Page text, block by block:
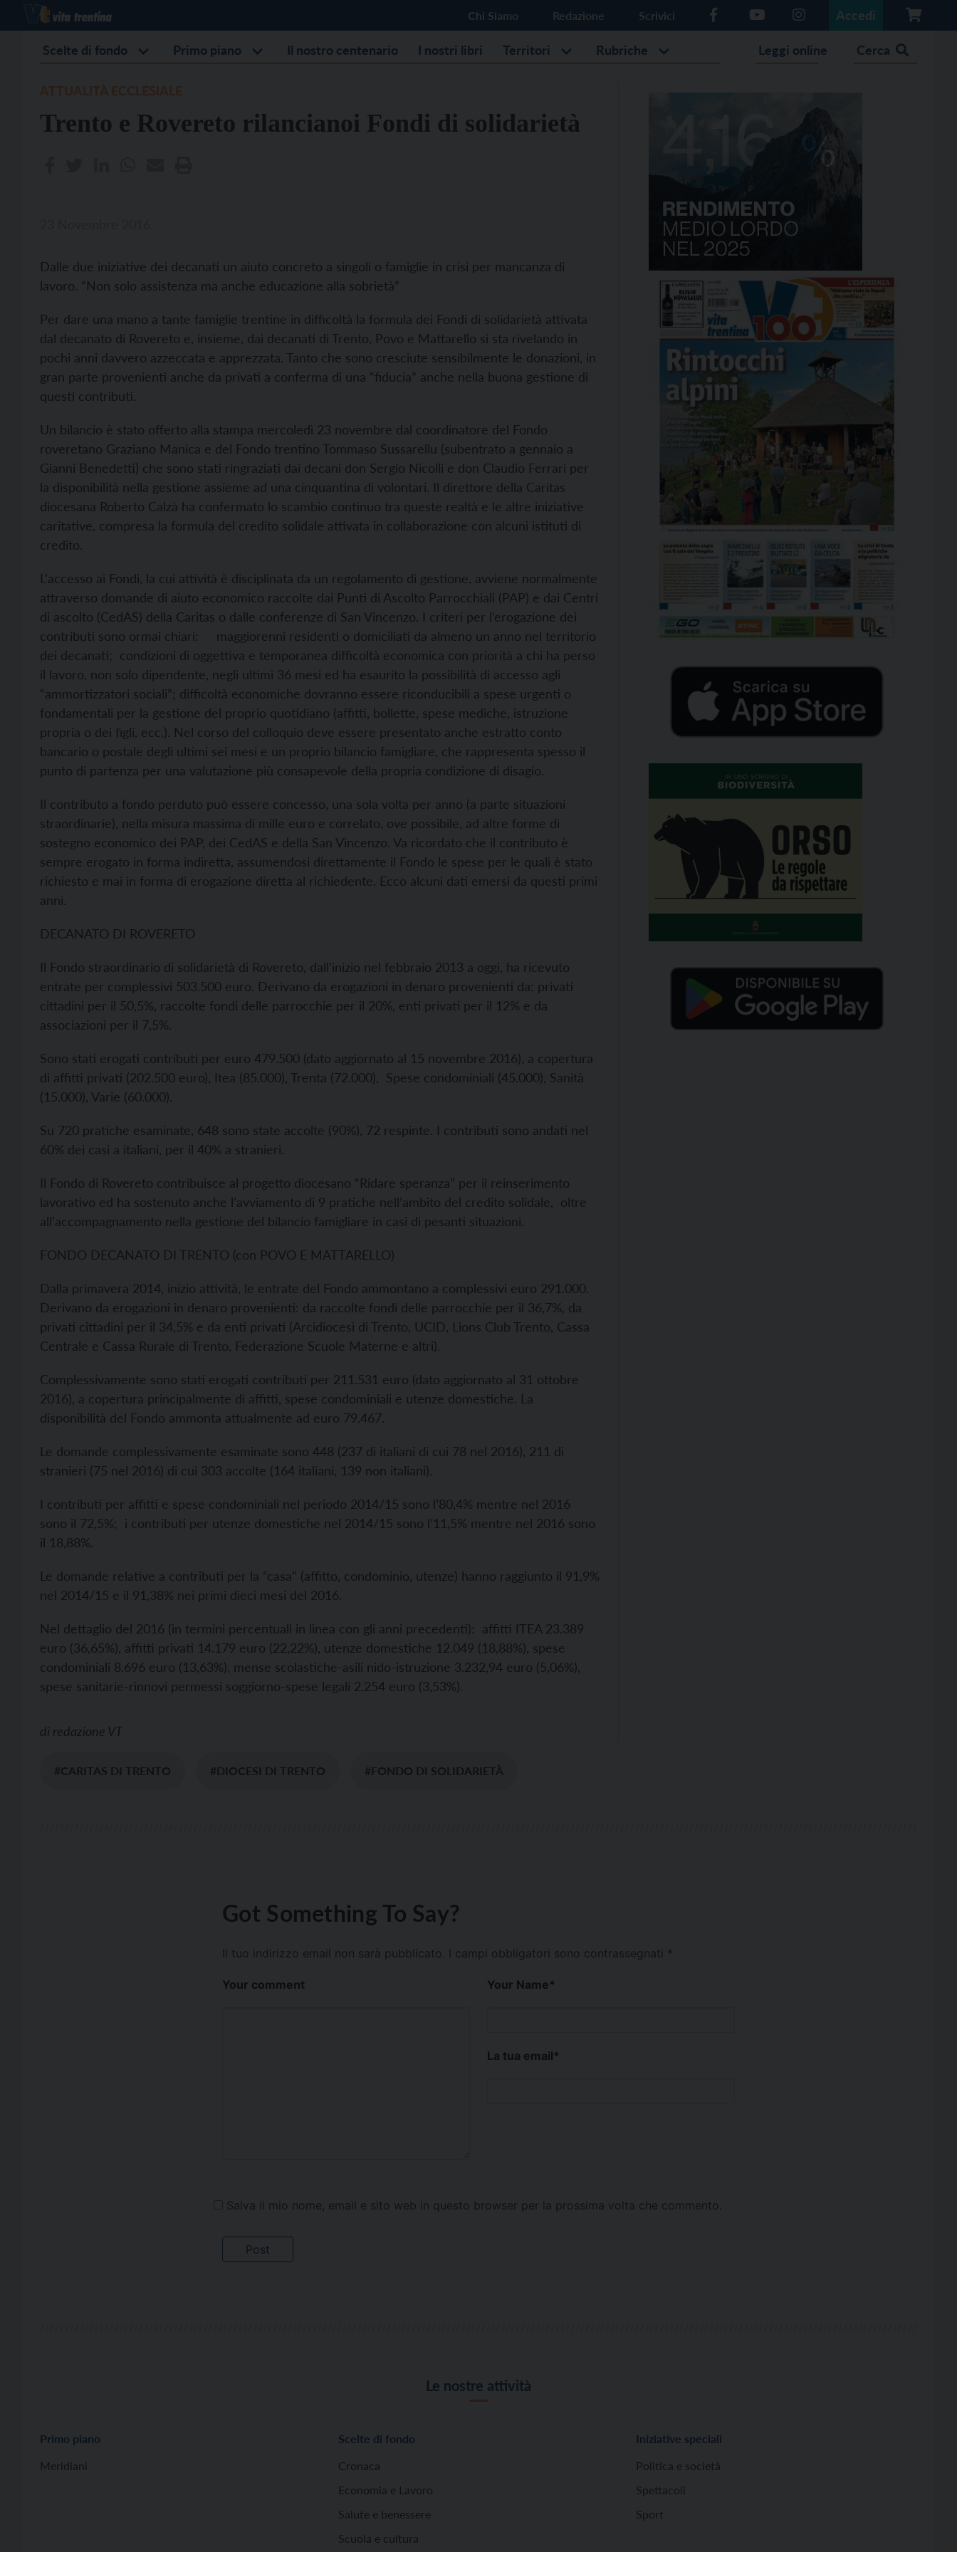
Chi Siamo Redazione Scrivici Accedi
Scelte di fondo Primo piano Il nostro centenario I nostri libri Territori Rubriche Leggi online Cerca
Trento e Rovereto rilancianoi Fondi di solidarietà
Dalle due iniziative dei decanati un aiuto concreto a singoli o famiglie in crisi per mancanza di
lavoro. “Non solo assistenza ma anche educazione alla sobrietà”
Per dare una mano a tante famiglie trentine in difficoltà la formula dei Fondi di solidarietà attivata
dal decanato di Rovereto e, insieme, dai decanati di Trento, Povo e Mattarello si sta rivelando in
pochi anni davvero azzeccata e apprezzata. Tanto che sono cresciute sensibilmente le donazioni, in
gran parte provenienti anche da privati a conferma di una “fiducia” anche nella buona gestione di
questi contributi.
Un bilancio è stato offerto alla stampa mercoledì 23 novembre dal coordinatore del Fondo
roveretano Graziano Manica e del Fondo trentino Tommaso Sussarellu (subentrato a gennaio a
Gianni Benedetti) che sono stati ringraziati dai decani don Sergio Nicolli e don Claudio Ferrari per
la disponibilità nella gestione assieme ad una cinquantina di volontari. Il direttore della Caritas
diocesana Roberto Calzà ha confermato lo scambio continuo tra queste realtà e le altre iniziative
caritative, compresa la formula del credito solidale attivata in collaborazione con alcuni istituti di
credito.
L’accesso ai Fondi, la cui attività è disciplinata da un regolamento di gestione, avviene normalmente
attraverso domande di aiuto economico raccolte dai Punti di Ascolto Parrocchiali (PAP) e dai Centri
di ascolto (CedAS) della Caritas o dalle conferenze di San Vincenzo. I criteri per l’erogazione dei
contributi sono ormai chiari: maggiorenni residenti o domiciliati da almeno un anno nel territorio
dei decanati; condizioni di oggettiva e temporanea difficoltà economica con priorità a chi ha perso
il lavoro, non solo dipendente, negli ultimi 36 mesi ed ha esaurito la possibilità di accesso agli
“ammortizzatori sociali”; difficoltà economiche dovranno essere riconducibili a spese urgenti o
fondamentali per la gestione del proprio quotidiano (affitti, bollette, spese mediche, istruzione
propria o dei figli, ecc.). Nel corso del colloquio deve essere presentato anche estratto conto
bancario o postale degli ultimi sei mesi e un proprio bilancio famigliare, che rappresenta spesso il
punto di partenza per una valutazione più consapevole della propria condizione di disagio.
Il contributo a fondo perduto può essere concesso, una sola volta per anno (a parte situazioni
straordinarie), nella misura massima di mille euro e correlato, ove possibile, ad altre forme di
sostegno economico dei PAP, dei CedAS e della San Vincenzo. Va ricordato che il contributo è
sempre erogato in forma indiretta, assumendosi direttamente il Fondo le spese per le quali è stato
richiesto e mai in forma di erogazione diretta al richiedente. Ecco alcuni dati emersi da questi primi
anni.
DECANATO DI ROVERETO
Il Fondo straordinario di solidarietà di Rovereto, dall'inizio nel febbraio 2013 a oggi, ha ricevuto
entrate per complessivi 503.500 euro. Derivano da erogazioni in denaro provenienti da: privati
cittadini per il 50,5%, raccolte fondi delle parrocchie per il 20%, enti privati per il 12% e da
associazioni per il 7,5%.
Sono stati erogati contributi per euro 479.500 (dato aggiornato al 15 novembre 2016), a copertura
di affitti privati (202.500 euro), Itea (85.000), Trenta (72.000), Spese condominiali (45.000), Sanità
(15.000), Varie (60.000).
Su 720 pratiche esaminate, 648 sono state accolte (90%), 72 respinte. I contributi sono andati nel
60% dei casi a italiani, per il 40% a stranieri.
Il Fondo di Rovereto contribuisce al progetto diocesano “Ridare speranza” per il reinserimento
lavorativo ed ha sostenuto anche l’avviamento di 9 pratiche nell’ambito del credito solidale, oltre
all’accompagnamento nella gestione del bilancio famigliare in casi di pesanti situazioni.
FONDO DECANATO DI TRENTO (con POVO E MATTARELLO)
Dalla primavera 2014, inizio attività, le entrate del Fondo ammontano a complessivi euro 291.000.
Derivano da erogazioni in denaro provenienti: da raccolte fondi delle parrocchie per il 36,7%, da
privati cittadini per il 34,5% e da enti privati (Arcidiocesi di Trento, UCID, Lions Club Trento, Cassa
Centrale e Cassa Rurale di Trento, Federazione Scuole Materne e altri).
Complessivamente sono stati erogati contributi per 211.531 euro (dato aggiornato al 31 ottobre
2016), a copertura principalmente di affitti, spese condominiali e utenze domestiche. La
disponibilità del Fondo ammonta attualmente ad euro 79.467.
Le domande complessivamente esaminate sono 448 (237 di italiani di cui 78 nel 2016), 211 di
stranieri (75 nel 2016) di cui 303 accolte (164 italiani, 139 non italiani).
I contributi per affitti e spese condominiali nel periodo 2014/15 sono l’80,4% mentre nel 2016
sono il 72,5%; i contributi per utenze domestiche nel 2014/15 sono l’11,5% mentre nel 2016 sono
il 18,88%.
Le domande relative a contributi per la “casa” (affitto, condominio, utenze) hanno raggiunto il 91,9%
nel 2014/15 e il 91,38% nei primi dieci mesi del 2016.
Nel dettaglio del 2016 (in termini percentuali in linea con gli anni precedenti): affitti ITEA 23.389
euro (36,65%), affitti privati 14.179 euro (22,22%), utenze domestiche 12.049 (18,88%), spese
condominiali 8.696 euro (13,63%), mense scolastiche-asili nido-istruzione 3.232,94 euro (5,06%),
spese sanitarie-rinnovi permessi soggiorno-spese legali 2.254 euro (3,53%).
di redazione VT
#CARITAS DI TRENTO #DIOCESI DI TRENTO #FONDO DI SOLIDARIETÀ
Got Something To Say?
Il tuo indirizzo email non sarà pubblicato. I campi obbligatori sono contrassegnati *
Your comment Your Name*
La tua email*
Salva il mio nome, email e sito web in questo browser per la prossima volta che commento.
Le nostre attività
Primo piano
Meridiani
Scelte di fondo
Cronaca
Economia e Lavoro
Salute e benessere
Scuola e cultura
Iniziative speciali
Politica e società
Spettacoli
Sport